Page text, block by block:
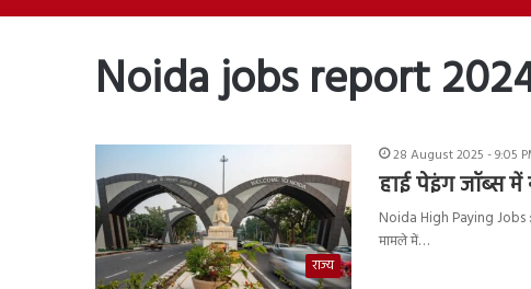
Noida jobs report
राज्य
28 August 2025 - 9:05
हाई पेइंग जॉब्स में
Noida High Paying Jobs :
मामले में…